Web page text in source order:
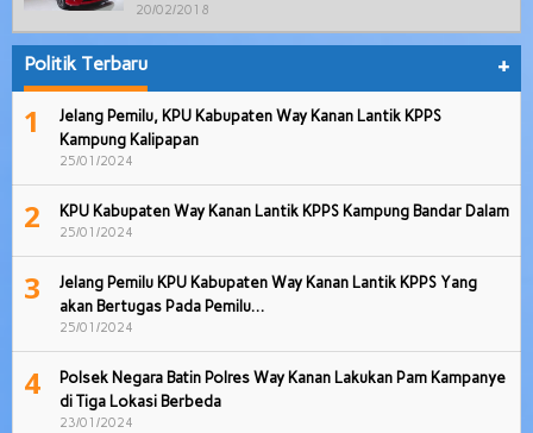
20/02/2018
Politik Terbaru +
1
Jelang Pemilu, KPU Kabupaten Way Kanan Lantik KPPS
Kampung Kalipapan
25/01/2024
2 KPU Kabupaten Way Kanan Lantik KPPS Kampung Bandar Dalam
25/01/2024
3
Jelang Pemilu KPU Kabupaten Way Kanan Lantik KPPS Yang
akan Bertugas Pada Pemilu…
25/01/2024
4
Polsek Negara Batin Polres Way Kanan Lakukan Pam Kampanye
di Tiga Lokasi Berbeda
23/01/2024